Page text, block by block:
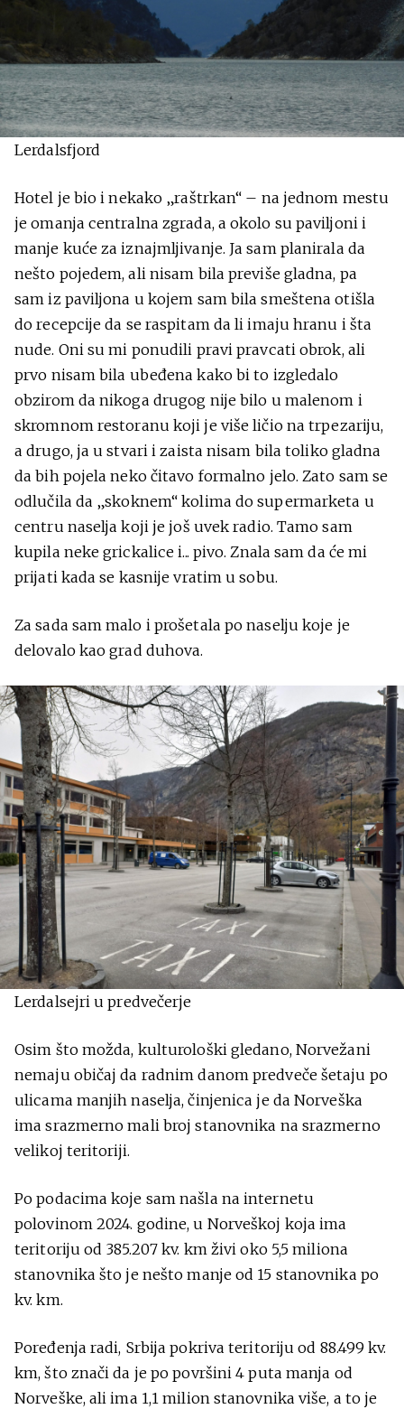
Lerdalsfjord
Hotel je bio i nekako „raštrkan“ – na jednom mestu
je omanja centralna zgrada, a okolo su paviljoni i
manje kuće za iznajmljivanje. Ja sam planirala da
nešto pojedem, ali nisam bila previše gladna, pa
sam iz paviljona u kojem sam bila smeštena otišla
do recepcije da se raspitam da li imaju hranu i šta
nude. Oni su mi ponudili pravi pravcati obrok, ali
prvo nisam bila ubeđena kako bi to izgledalo
obzirom da nikoga drugog nije bilo u malenom i
skromnom restoranu koji je više ličio na trpezariju,
a drugo, ja u stvari i zaista nisam bila toliko gladna
da bih pojela neko čitavo formalno jelo. Zato sam se
odlučila da „skoknem“ kolima do supermarketa u
centru naselja koji je još uvek radio. Tamo sam
kupila neke grickalice i... pivo. Znala sam da će mi
prijati kada se kasnije vratim u sobu.
Za sada sam malo i prošetala po naselju koje je
delovalo kao grad duhova.
Lerdalsejri u predvečerje
Osim što možda, kulturološki gledano, Norvežani
nemaju običaj da radnim danom predveče šetaju po
ulicama manjih naselja, činjenica je da Norveška
ima srazmerno mali broj stanovnika na srazmerno
velikoj teritoriji.
Po podacima koje sam našla na internetu
polovinom 2024. godine, u Norveškoj koja ima
teritoriju od 385.207 kv. km živi oko 5,5 miliona
stanovnika što je nešto manje od 15 stanovnika po
kv. km.
Poređenja radi, Srbija pokriva teritoriju od 88.499 kv.
km, što znači da je po površini 4 puta manja od
Norveške, ali ima 1,1 milion stanovnika više, a to je